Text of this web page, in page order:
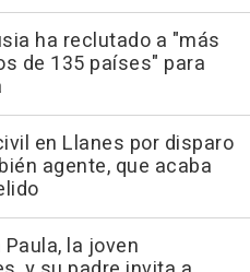
ha reclutado a "más
de 135 países" para
en Llanes por disparo
agente, que acaba
la joven